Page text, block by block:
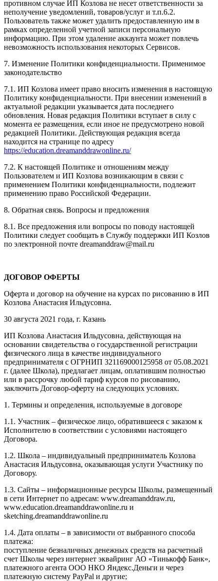
противном случае ИП Козлова не несет ответственности за
неполучение уведомлений, товаров/услуг и т.п.6.2.
Пользователь также может удалить предоставленную им в
рамках определенной учетной записи персональную
информацию. При этом удаление аккаунта может повлечь
невозможность использования некоторых Сервисов.
7. Изменение Политики конфиденциальности. Применимое
законодательство
7.1. ИП Козлова имеет право вносить изменения в настоящую
Политику конфиденциальности. При внесении изменений в
актуальной редакции указывается дата последнего
обновления. Новая редакция Политики вступает в силу с
момента ее размещения, если иное не предусмотрено новой
редакцией Политики. Действующая редакция всегда
находится на странице по адресу
https://education.dreamanddrawonline.ru/
7.2. К настоящей Политике и отношениям между
Пользователем и ИП Козлова возникающим в связи с
применением Политики конфиденциальности, подлежит
применению право Российской Федерации.
8. Обратная связь. Вопросы и предложения
8.1. Все предложения или вопросы по поводу настоящей
Политики следует сообщать в Службу поддержки ИП Козлов
по электронной почте dreamanddraw@mail.ru
ДОГОВОР ОФЕРТЫ
Оферта и договор на обучение на курсах по рисованию в ИП
Козлова Анастасия Ильдусовна.
30 августа 2021 года, г. Казань
ИП Козлова Анастасия Ильдусовна, действующая на
основании свидетельства о государственной регистрации
физического лица в качестве индивидуального
предпринимателя с ОГРНИП 321169000125958 от 05.08.2021
г. (далее Школа), предлагает лицам, оплатившим полностью
или в рассрочку любой тариф курсов по рисованию,
заключить Договор-оферту на следующих условиях.
1. Термины и определения, используемые в договоре
1.1. Участник – физическое лицо, обратившееся с заказом к
Исполнителю в соответствии с условиями настоящего
Договора.
1.2. Школа – индивидуальный предприниматель Козлова
Анастасия Ильдусовна, оказывающая услуги Участнику по
Договору.
1.3. Сайты – информационные ресурсы Школы, размещенный
в сети Интернет по адресам: www.dreamanddraw.ru,
www.education.dreamanddrawonline.ru и
sketching.dreamanddrawonline.ru
1.4. Дата оплаты – в зависимости от выбранного способа
платежа:
поступление безналичных денежных средств на расчетный
счет Школы через интернет эквайринг АО «Тинькофф Банк»,
платежного агента ООО НКО Яндекс.Деньги и через
платежную систему PayPal и другие;